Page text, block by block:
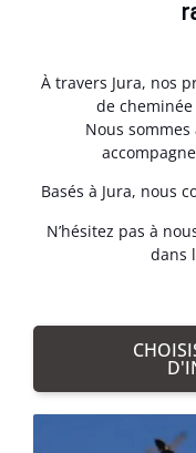
À travers Jura, nos
de
Nous
Basés à Jura, nous
N’hésitez pas à
dans